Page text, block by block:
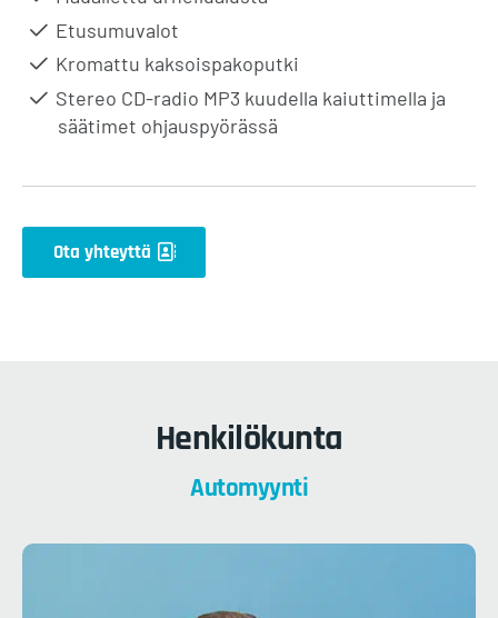
Etusumuvalot
Kromattu kaksoispakoputki
Stereo CD-radio MP3 kuudella kaiuttimella ja
säätimet ohjauspyörässä
Ota yhteyttä
Henkilökunta
Automyynti